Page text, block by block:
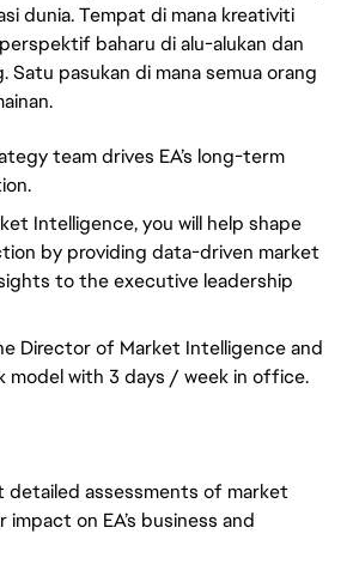
dunia. Tempat di mana kreativiti
baharu di alu-alukan dan
Satu pasukan di mana semua orang
team drives EA’s long-term
Intelligence, you will help shape
by providing data-driven market
to the executive leadership
Director of Market Intelligence and
model with 3 days / week in office.
detailed assessments of market
on EA’s business and